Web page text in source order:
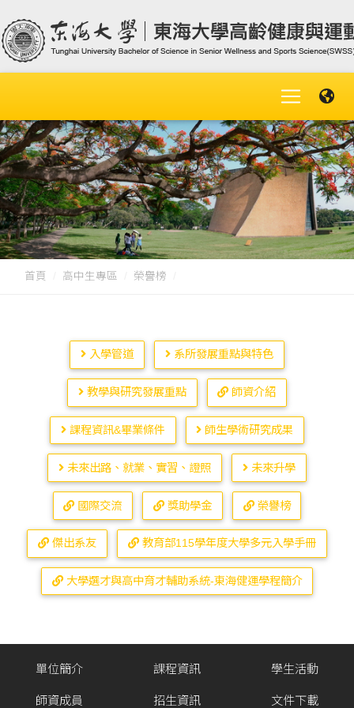
首頁 高中生專區 榮譽榜
入學管道 系所發展重點與特色
教學與研究發展重點 師資介紹
課程資訊&畢業條件 師生學術研究成果
未來出路、就業、實習、證照 未來升學
國際交流 獎助學金 榮譽榜
傑出系友 教育部115學年度大學多元入學手冊
大學選才與高中育才輔助系統-東海健運學程簡介
單位簡介
師資成員
課程資訊
招生資訊
學生活動
文件下載